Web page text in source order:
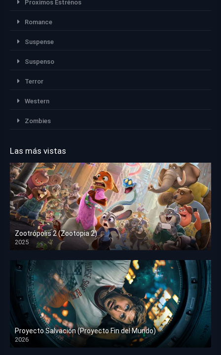
Proximos Estrénos
Romance
Suspense
Suspenso
Terror
Western
Zombies
Las más vistas
Zootrópolis 2 (Zootopia 2)
2025
HD 1080p
Proyecto Salvación (Proyecto Fin del Mundo)
2026
HD 1080p